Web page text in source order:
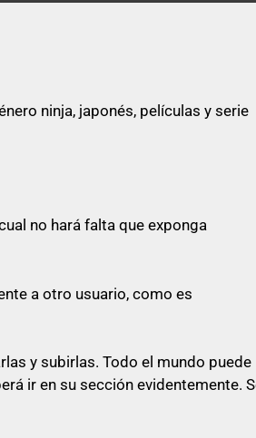
sólo pasarlo por privado en el
post.
de esa índole
ninja, japonés, películas y serie
no hará falta que exponga
a otro usuario, como es
y subirlas. Todo el mundo puede
ir en su sección evidentemente.